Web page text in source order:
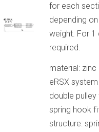
for each
depending
weight. For 1
required.
material:
eRSX system
double pulley
spring hook
structure: